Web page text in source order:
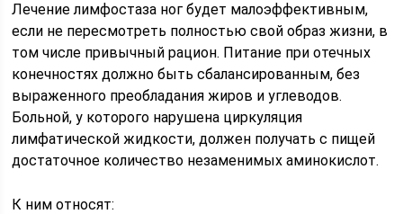
Лечение лимфостаза ног будет малоэффективным,
если не пересмотреть полностью свой образ жизни, в
том числе привычный рацион. Питание при отечных
конечностях должно быть сбалансированным, без
выраженного преобладания жиров и углеводов.
Больной, у которого нарушена циркуляция
лимфатической жидкости, должен получать с пищей
достаточное количество незаменимых аминокислот.
К ним относят: